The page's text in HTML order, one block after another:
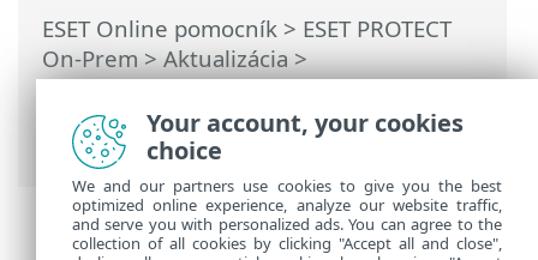
ESET Online pomocník > ESET PROTECT
On-Prem>Aktualizácia>
Zálohovanie/aktualizácia databázového
servera> Aktualizácia databázového
servera
Your account, your cookies
choice
We and our partners use cookies to give you the best
optimized online experience, analyze our website traffic,
and serve you with personalized ads. You can agree to the
collection of all cookies by clicking "Accept all and close",